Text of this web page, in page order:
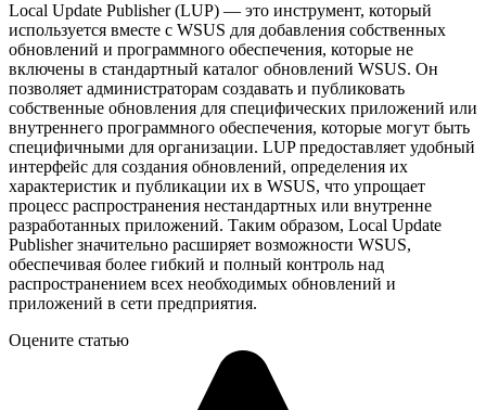
Local Update Publisher (LUP) — это инструмент, который
используется вместе с WSUS для добавления собственных
обновлений и программного обеспечения, которые не
включены в стандартный каталог обновлений WSUS. Он
позволяет администраторам создавать и публиковать
собственные обновления для специфических приложений или
внутреннего программного обеспечения, которые могут быть
специфичными для организации. LUP предоставляет удобный
интерфейс для создания обновлений, определения их
характеристик и публикации их в WSUS, что упрощает
процесс распространения нестандартных или внутренне
разработанных приложений. Таким образом, Local Update
Publisher значительно расширяет возможности WSUS,
обеспечивая более гибкий и полный контроль над
распространением всех необходимых обновлений и
приложений в сети предприятия.
Оцените статью